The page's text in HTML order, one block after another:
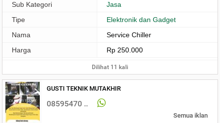
Sub Kategori
Jasa
Tipe
Elektronik dan Gadget
Nama
Service Chiller
Harga
Rp 250.000
Dilihat 11 kali
GUSTI TEKNIK MUTAKHIR
08595470 ..
Semua iklan